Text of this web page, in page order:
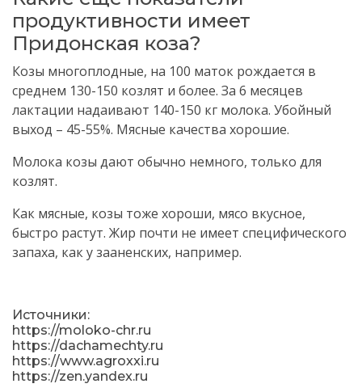
продуктивности имеет
Придонская коза?
Козы многоплодные, на 100 маток рождается в
среднем 130-150 козлят и более. За 6 месяцев
лактации надаивают 140-150 кг молока. Убойный
выход – 45-55%. Мясные качества хорошие.
Молока козы дают обычно немного, только для
козлят.
Как мясные, козы тоже хороши, мясо вкусное,
быстро растут. Жир почти не имеет специфического
запаха, как у зааненских, например.
Источники:
https://moloko-chr.ru
https://dachamechty.ru
https://www.agroxxi.ru
https://zen.yandex.ru